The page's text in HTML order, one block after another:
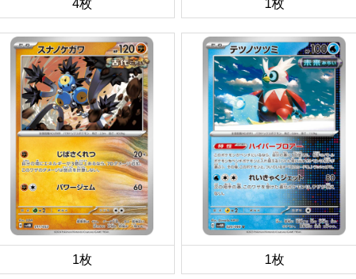
4枚 1枚
1枚 1枚